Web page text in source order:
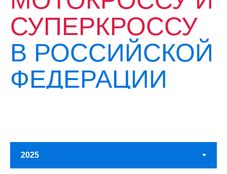
СУПЕРКРОССУ
В РОССИЙСКОЙ
ФЕДЕРАЦИИ